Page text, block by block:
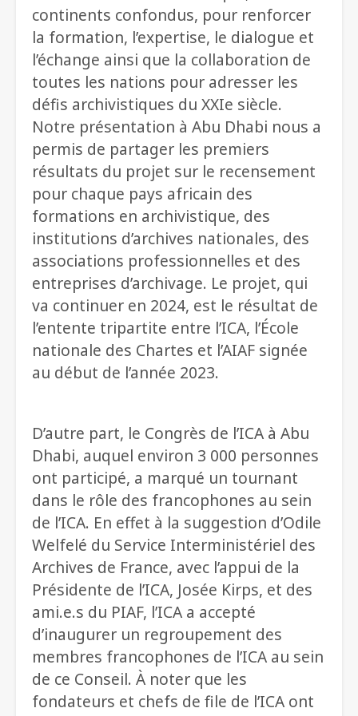
continents confondus, pour renforcer
la formation, l’expertise, le dialogue et
l’échange ainsi que la collaboration de
toutes les nations pour adresser les
défis archivistiques du XXIe siècle.
Notre présentation à Abu Dhabi nous a
permis de partager les premiers
résultats du projet sur le recensement
pour chaque pays africain des
formations en archivistique, des
institutions d’archives nationales, des
associations professionnelles et des
entreprises d’archivage. Le projet, qui
va continuer en 2024, est le résultat de
l’entente tripartite entre l’ICA, l’École
nationale des Chartes et l’AIAF signée
au début de l’année 2023.
D’autre part, le Congrès de l’ICA à Abu
Dhabi, auquel environ 3 000 personnes
ont participé, a marqué un tournant
dans le rôle des francophones au sein
de l’ICA. En effet à la suggestion d’Odile
Welfelé du Service Interministériel des
Archives de France, avec l’appui de la
Présidente de l’ICA, Josée Kirps, et des
ami.e.s du PIAF, l’ICA a accepté
d’inaugurer un regroupement des
membres francophones de l’ICA au sein
de ce Conseil. À noter que les
fondateurs et chefs de file de l’ICA ont